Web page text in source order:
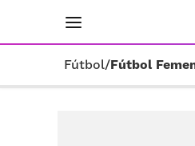
Fútbol/Fútbol